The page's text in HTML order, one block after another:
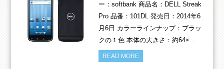
ー：softbank 商品名：DELL Streak
Pro 品番：101DL 発売日：2014年6
月6日 カラーラインナップ：ブラッ
クの１色 本体の大きさ：約64×…
READ MORE